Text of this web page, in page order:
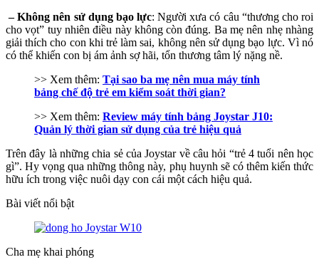
– Không nên sử dụng bạo lực: Người xưa có câu “thương cho roi
cho vọt” tuy nhiên điều này không còn đúng. Ba mẹ nên nhẹ nhàng
giải thích cho con khi trẻ làm sai, không nên sử dụng bạo lực. Vì nó
có thể khiến con bị ám ảnh sợ hãi, tổn thương tâm lý nặng nề.
>> Xem thêm: Tại sao ba mẹ nên mua máy tính
bảng chế độ trẻ em kiểm soát thời gian?
>> Xem thêm: Review máy tính bảng Joystar J10:
Quản lý thời gian sử dụng của trẻ hiệu quả
Trên đây là những chia sẻ của Joystar về câu hỏi “trẻ 4 tuổi nên học
gì”. Hy vọng qua những thông này, phụ huynh sẽ có thêm kiến thức
hữu ích trong việc nuôi dạy con cái một cách hiệu quả.
Bài viết nổi bật
Cha mẹ khai phóng